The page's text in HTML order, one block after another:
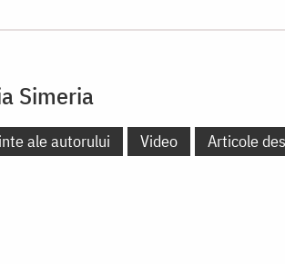
Simeria
ale autorului Video Articole